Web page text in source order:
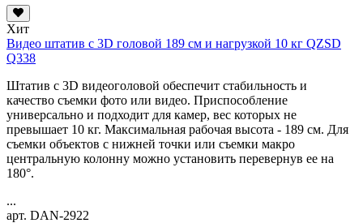
Хит
Видео штатив с 3D головой 189 см и нагрузкой 10 кг QZSD
Q338
Штатив с 3D видеоголовой обеспечит стабильность и
качество съемки фото или видео. Приспособление
универсально и подходит для камер, вес которых не
превышает 10 кг. Максимальная рабочая высота - 189 см. Для
съемки объектов с нижней точки или съемки макро
центральную колонну можно установить перевернув ее на
180°.
...
арт. DAN-2922